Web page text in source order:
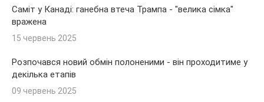
Саміт у Канаді: ганебна втеча Трампа - "велика сімка"
вражена
15 червень 2025
Розпочався новий обмін полоненими - він проходитиме у
декілька етапів
09 червень 2025